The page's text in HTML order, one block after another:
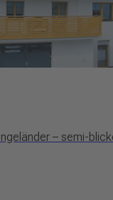
– semi-